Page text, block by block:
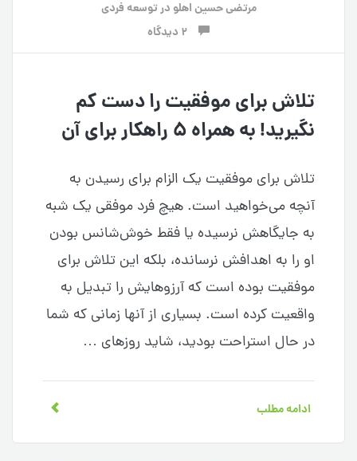
مرتضی حسین اهلو درتوسعه فردی
تلاش برای موفقیت را دست کم
نگیرید! به همراه ۵ راهکار برای آن
تلاش برای موفقیت یک الزام برای رسیدن به
آنچه می‌خواهید است. هیچ فرد موفقی یک شبه
به جایگاهش نرسیده یا فقط خوش‌شانس بودن
او را به اهدافش نرسانده، بلکه این تلاش برای
موفقیت بوده است که آرزوهایش را تبدیل به
واقعیت کرده است. بسیاری از آنها زمانی که شما
در حال استراحت بودید، شاید روزهای …
ادامه مطلب